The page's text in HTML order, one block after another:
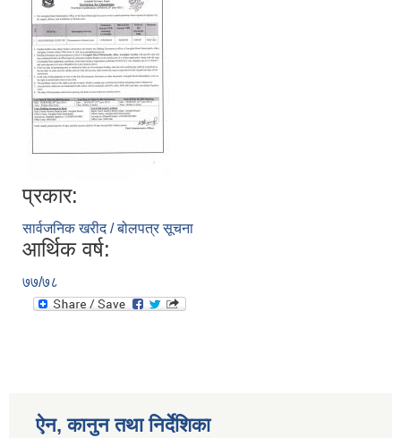
प्रकार:
सार्वजनिक खरीद / बोलपत्र सूचना
आर्थिक वर्ष:
७७/७८
ऐन, कानुन तथा निर्देशिका